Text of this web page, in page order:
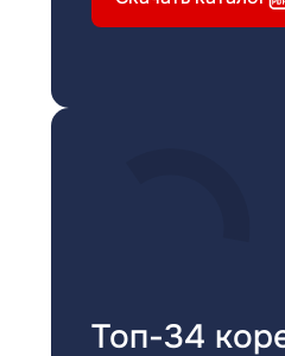
Топ-34